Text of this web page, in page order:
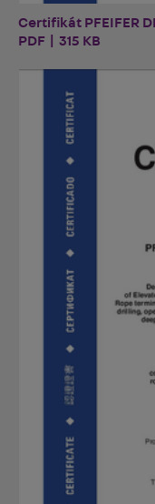
Certifikát PFEIFER
PDF | 315 KB